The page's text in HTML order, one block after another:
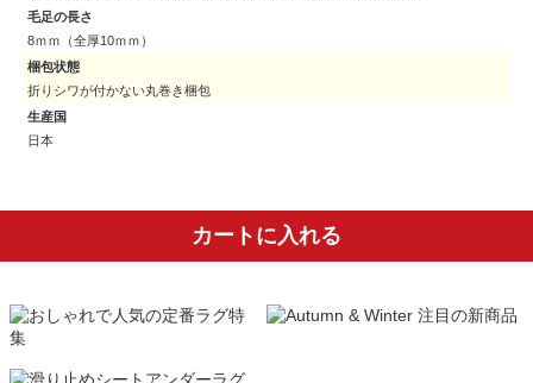
毛足の長さ
8ｍｍ（全厚10ｍｍ）
梱包状態
折りシワが付かない丸巻き梱包
生産国
日本
カートに入れる